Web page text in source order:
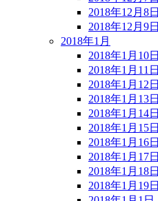
2018年12月8日
2018年12月9日
2018年1月
2018年1月10日
2018年1月11日
2018年1月12日
2018年1月13日
2018年1月14日
2018年1月15日
2018年1月16日
2018年1月17日
2018年1月18日
2018年1月19日